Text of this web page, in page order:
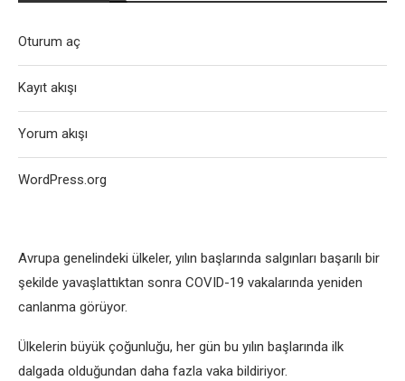
Avrupa genelindeki ülkeler, yılın başlarında salgınları başarılı bir
şekilde yavaşlattıktan sonra COVID-19 vakalarında yeniden
canlanma görüyor.
Ülkelerin büyük çoğunluğu, her gün bu yılın başlarında ilk
dalgada olduğundan daha fazla vaka bildiriyor.
Oturum aç
Kayıt akışı
Yorum akışı
WordPress.org